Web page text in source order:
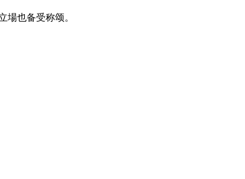
場也备受称颂。